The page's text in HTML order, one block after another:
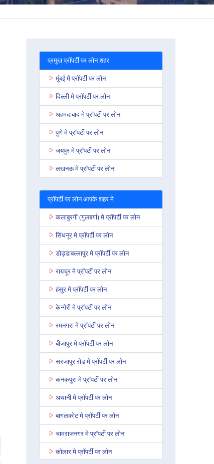
प्रमुख प्रॉपर्टी पर लोन शहर
मुंबई मे प्रॉपर्टी पर लोन
दिल्ली मे प्रॉपर्टी पर लोन
अहमदाबाद मे प्रॉपर्टी पर लोन
पुणे मे प्रॉपर्टी पर लोन
जयपुर मे प्रॉपर्टी पर लोन
लखनऊ मे प्रॉपर्टी पर लोन
प्रॉपर्टी पर लोन आपके शहर मे
कलाबुरगी (गुलबर्गा) मे प्रॉपर्टी पर लोन
सिंधनूर मे प्रॉपर्टी पर लोन
डोड्डाबल्लापुर मे प्रॉपर्टी पर लोन
रायचूर मे प्रॉपर्टी पर लोन
हंसुर मे प्रॉपर्टी पर लोन
केन्गेरी मे प्रॉपर्टी पर लोन
रमनगरा मे प्रॉपर्टी पर लोन
बीजापुर मे प्रॉपर्टी पर लोन
सरजापुर रोड मे प्रॉपर्टी पर लोन
कनकपुरा मे प्रॉपर्टी पर लोन
अथानी मे प्रॉपर्टी पर लोन
बागलकोट मे प्रॉपर्टी पर लोन
चामराजनगर मे प्रॉपर्टी पर लोन
कोलार मे प्रॉपर्टी पर लोन